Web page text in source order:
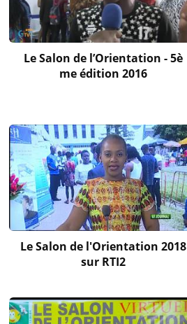
Le Salon de l’Orientation - 5è
me édition 2016
Le Salon de l'Orientation 2018
sur RTI2